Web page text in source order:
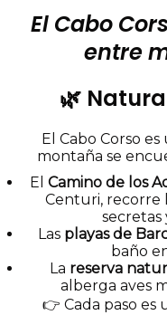
El Cabo
entre
🌿
El Cabo Corso
montaña se
El Camino de los
Centuri, recorre
secretas
Las playas de
baño
La reserva
alberga aves
👉 Cada paso es